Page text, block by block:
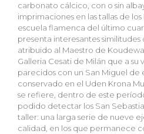
carbonato cálcico, con o sin
imprimaciones en las tallas de
escuela flamenca del último
presenta interesantes
atribuido al Maestro de
Galleria Cesati de Milán que a
parecidos con un San Miguel de
conservado en el Uden Krona
se refiere, dentro de este
podido detectar los San
taller: una larga serie de nueve
calidad, en los que permanece